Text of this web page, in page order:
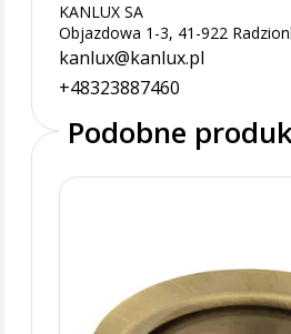
KANLUX SA
Objazdowa 1-3, 41-922
kanlux@kanlux.pl
+48323887460
Podobne